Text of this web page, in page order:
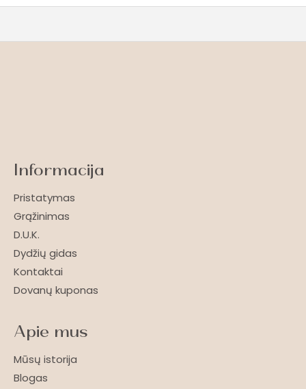
Informacija
Pristatymas
Grąžinimas
D.U.K.
Dydžių gidas
Kontaktai
Dovanų kuponas
Apie mus
Mūsų istorija
Blogas